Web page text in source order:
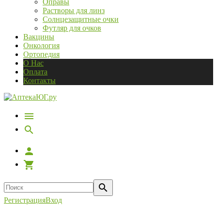
Оправы
Растворы для линз
Солнцезащитные очки
Футляр для очков
Вакцины
Онкология
Ортопедия
О Нас
Оплата
Контакты
РегистрацияВход